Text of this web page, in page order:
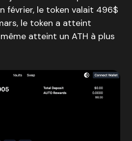
février, le token valait 496$
le token a atteint
atteint un ATH à plus